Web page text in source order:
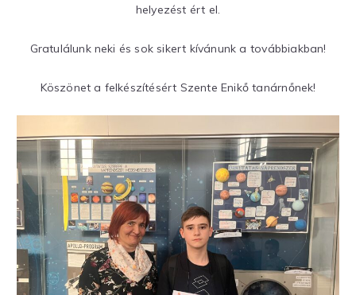
helyezést ért el.
Gratulálunk neki és sok sikert kívánunk a továbbiakban!
Köszönet a felkészítésért Szente Enikő tanárnőnek!